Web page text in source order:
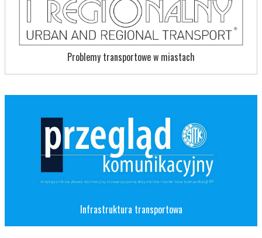
Problemy transportowe w miastach
Infrastruktura transportowa